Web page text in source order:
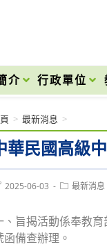
介 行政單位
華民國高級
> 最新消息 >
2025-06-03
Post最新消息
、旨揭活動係奉教
函備查辦理。